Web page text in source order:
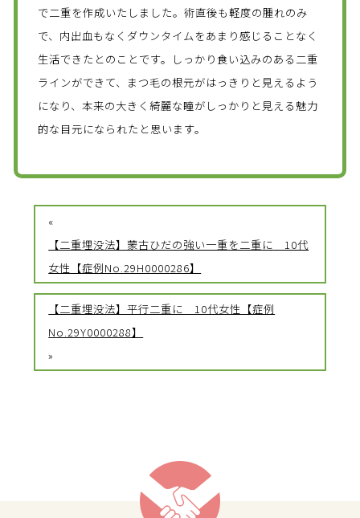
で二重を作成いたしました。術直後も軽度の腫れのみ
で、内出血もなくダウンタイムをあまり感じることなく
生活できたとのことです。しっかり食い込みのある二重
ラインができて、まつ毛の根元がはっきりと見えるよう
になり、本来の大きく綺麗な瞳がしっかりと見える魅力
的な目元になられたと思います。
«
【二重埋没法】蒙古ひだの強い一重を二重に 10代
女性【症例No.29H0000286】
【二重埋没法】平行二重に 10代女性【症例
No.29Y0000288】
»